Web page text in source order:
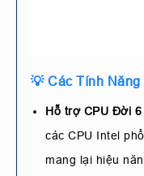
💡 Các Tính
Hỗ trợ CPU Đời 6
các CPU Intel
mang lại hiệu